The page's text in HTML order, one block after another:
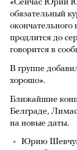
«Сейчас Юрий
обязательный
окончательного
продлится до
говорится в
В группе
хорошо».
Ближайшие
Белграде,
на новые даты.
Юрию